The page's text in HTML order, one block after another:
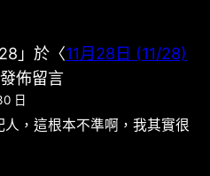
」於〈11月28日 (11/28)
佈留言
日
人，這根本不準啊，我其實很